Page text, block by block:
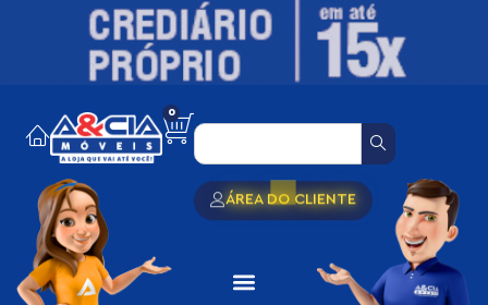
0
ÁREA DO CLIENTE